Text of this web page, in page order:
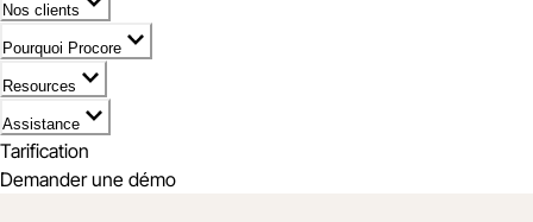
Nos clients
Pourquoi Procore
Resources
Assistance
Tarification
Demander une démo